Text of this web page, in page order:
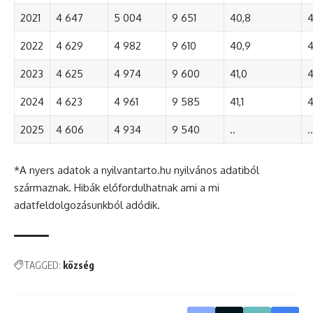
2021 4 647 5 004 9 651 40,8
2022 4 629 4 982 9 610 40,9
2023 4 625 4 974 9 600 41,0
2024 4 623 4 961 9 585 41,1
2025 4 606 4 934 9 540 .. ..
*A nyers adatok a nyilvantarto.hu nyilvános adatiból
származnak. Hibák előfordulhatnak ami a mi
adatfeldolgozásunkból adódik.
TAGGED: község